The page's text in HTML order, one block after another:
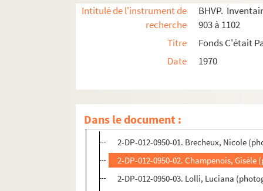
Intitulé de l'instrument de
recherche
BHVP.
903 à 1102
Titre
Fonds C'était
Date
1970
Dans le document :
Carré 944
Carré 945
Carré 949
Carré 950
2-DP-012-0950-01. Brecheux, Nicole
2-DP-012-0950-02. Champenois,
2-DP-012-0950-03. Lolli, Luciana